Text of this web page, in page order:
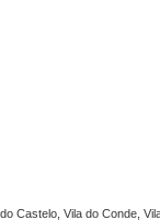
Castelo, Vila do Conde,